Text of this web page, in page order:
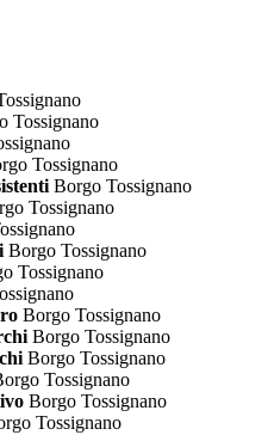
Tossignano
Tossignano
Borgo Tossignano
Tossignano
Borgo Tossignano
Tossignano
Borgo Tossignano
Borgo Tossignano
Borgo Tossignano
Tossignano
Borgo Tossignano
Tossignano